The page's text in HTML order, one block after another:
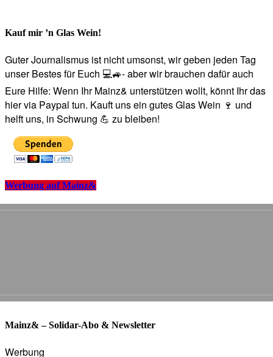
Kauf mir ’n Glas Wein!
Guter Journalismus ist nicht umsonst, wir geben jeden Tag
unser Bestes für Euch 💻🚙- aber wir brauchen dafür auch
Eure Hilfe: Wenn Ihr Mainz& unterstützen wollt, könnt Ihr das
hier via Paypal tun. Kauft uns ein gutes Glas Wein 🍷 und
helft uns, in Schwung 💪 zu bleiben!
Werbung auf Mainz&
Mainz& – Solidar-Abo & Newsletter
Werbung